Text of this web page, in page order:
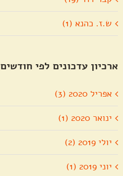
ש.ז. כהנא (1)
ארכיון עדכונים לפי חודשים
אפריל 2020 (3)
ינואר 2020 (1)
יולי 2019 (2)
יוני 2019 (1)